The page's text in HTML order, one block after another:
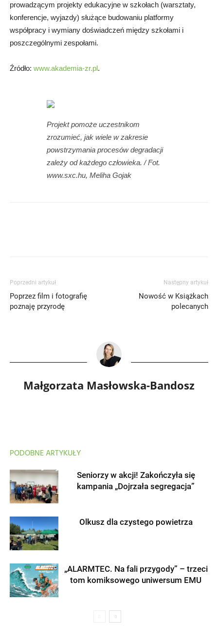
prowadzącym projekty edukacyjne w szkołach (warsztaty,
konferencje, wyjazdy) służące budowaniu platformy
współpracy i wymiany doświadczeń między szkołami i
poszczególnymi zespołami.
Źródło: www.akademia-zr.pl.
Projekt pomoże uczestnikom
zrozumieć, jak wiele w zakresie
powstrzymania procesów degradacji
zależy od każdego człowieka. / Fot.
www.sxc.hu, Meliha Gojak
Poprzedni artykuł
Poprzez film i fotografię
poznaję przyrodę
Następny artykuł
Nowość w Książkach
polecanych
Małgorzata Masłowska-Bandosz
PODOBNE ARTYKUŁY
Seniorzy w akcji! Zakończyła się
kampania „Dojrzała segregacja”
Olkusz dla czystego powietrza
„ALARMTEC. Na fali przygody” – trzeci
tom komiksowego uniwersum EMU